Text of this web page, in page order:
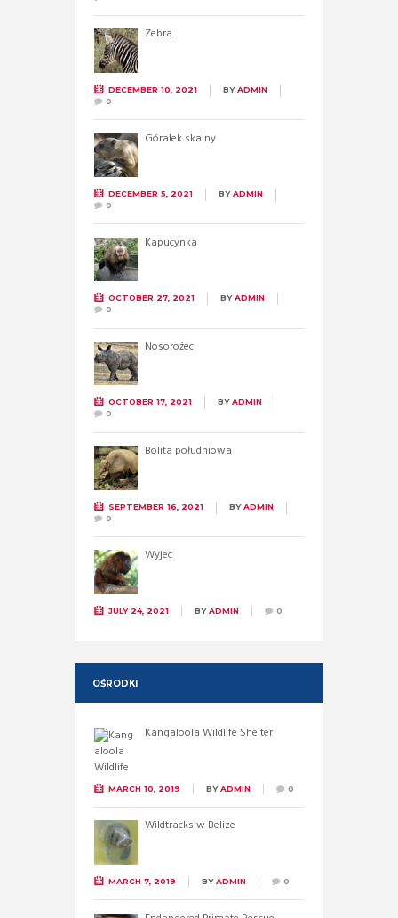
Zebra
DECEMBER 10, 2021 BYADMIN
0
Góralek skalny
DECEMBER 5, 2021 BYADMIN
0
Kapucynka
OCTOBER 27, 2021 BYADMIN
0
Nosorożec
OCTOBER 17, 2021 BYADMIN
0
Bolita południowa
SEPTEMBER 16, 2021 BYADMIN
0
Wyjec
JULY 24, 2021 BYADMIN 0
OŚRODKI
Kangaloola Wildlife Shelter
MARCH 10, 2019 BYADMIN 0
Wildtracks w Belize
MARCH 7, 2019 BYADMIN 0